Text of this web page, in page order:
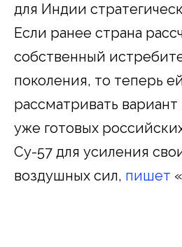
для Индии
Если ранее страна
собственный
поколения, то теперь
рассматривать
уже готовых
Су-57 для усиления
воздушных сил, пишет